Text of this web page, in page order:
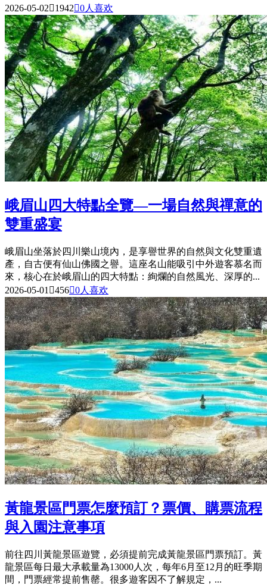
2026-05-0219420人喜欢
峨眉山四大特點全覽—一場自然與禪意的
雙重盛宴
峨眉山坐落於四川樂山境內，是享譽世界的自然與文化雙重遺
產，自古便有仙山佛國之譽。這座名山能吸引中外遊客慕名而
來，核心在於峨眉山的四大特點：絢爛的自然風光、深厚的...
2026-05-01 4560人喜欢
黃龍景區門票怎麼預訂？票價、購票流程
與入園注意事項
前往四川黃龍景區遊覽，必須提前完成黃龍景區門票預訂。黃
龍景區每日最大承載量為13000人次，每年6月至12月的旺季期
間，門票經常提前售罄。很多遊客因不了解規定，...